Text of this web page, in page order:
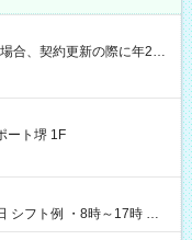
合、契約更新の際に年2回
給 ※深夜割増賃金 (22:00～
期間
、給与は本採用時と同じ
ート堺 1F
シフト例 ・8時～17時 ・